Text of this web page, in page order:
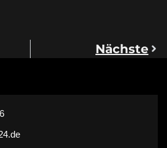
Nächste